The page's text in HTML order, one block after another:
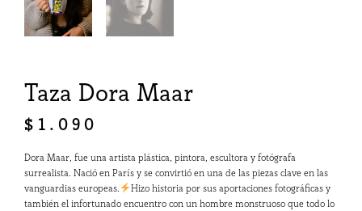
Taza Dora Maar
$ 1.090
Dora Maar, fue una artista plástica, pintora, escultora y fotógrafa
surrealista. Nació en París y se convirtió en una de las piezas clave en las
vanguardias europeas.
Hizo historia por sus aportaciones fotográficas y
también el infortunado encuentro con un hombre monstruoso que todo lo